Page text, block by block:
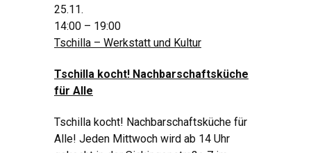
25.11.
14:00 – 19:00
Tschilla – Werkstatt und Kultur
Tschilla kocht! Nachbarschaftsküche
für Alle
Tschilla kocht! Nachbarschaftsküche für
Alle! Jeden Mittwoch wird ab 14 Uhr